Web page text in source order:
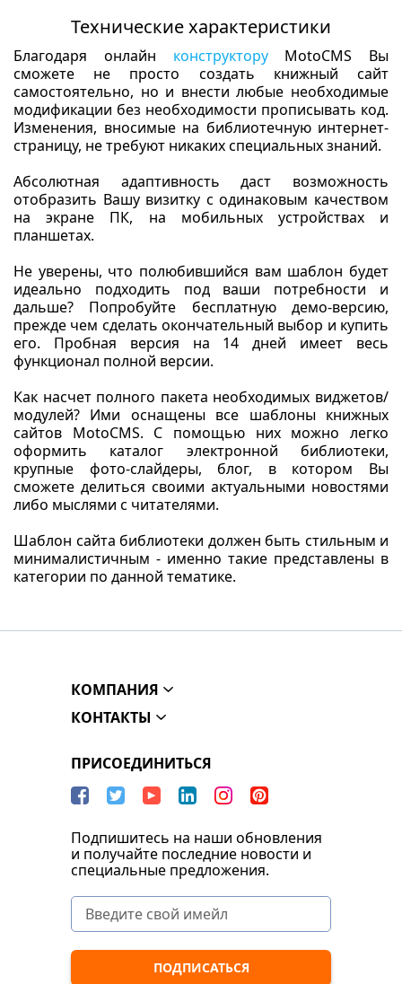
Технические характеристики
Благодаря онлайн конструкторуMotoCMS Вы
сможете не просто создать книжный сайт
самостоятельно, но и внести любые необходимые
модификации без необходимости прописывать код.
Изменения, вносимые на библиотечную интернет-
страницу, не требуют никаких специальных знаний.
Абсолютная адаптивность даст возможность
отобразить Вашу визитку с одинаковым качеством
на экране ПК, на мобильных устройствах и
планшетах.
Не уверены, что полюбившийся вам шаблон будет
идеально подходить под ваши потребности и
дальше? Попробуйте бесплатную демо-версию,
прежде чем сделать окончательный выбор и купить
его. Пробная версия на 14 дней имеет весь
функционал полной версии.
Как насчет полного пакета необходимых виджетов/
модулей? Ими оснащены все шаблоны книжных
сайтов MotoCMS. С помощью них можно легко
оформить каталог электронной библиотеки,
крупные фото-слайдеры, блог, в котором Вы
сможете делиться своими актуальными новостями
либо мыслями с читателями.
Шаблон сайта библиотеки должен быть стильным и
минималистичным - именно такие представлены в
категории по данной тематике.
КОМПАНИЯ
КОНТАКТЫ
ПРИСОЕДИНИТЬСЯ
Подпишитесь на наши обновления
и получайте последние новости и
специальные предложения.